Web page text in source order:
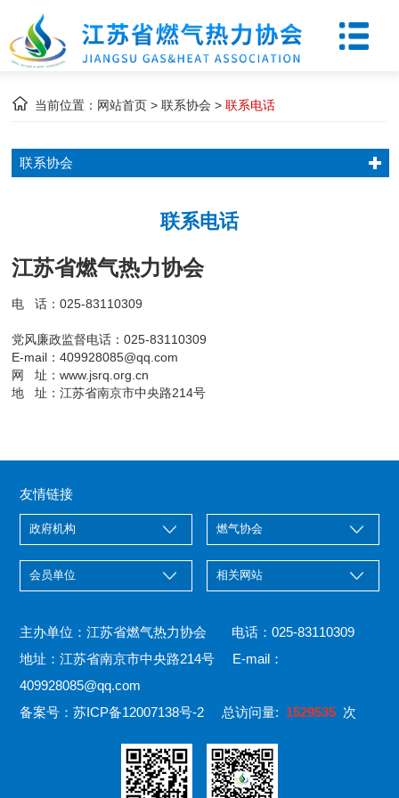
当前位置： 网站首页 > 联系协会 >联系电话
联系协会
联系电话
江苏省燃气热力协会
电 话：025-83110309
党风廉政监督电话：025-83110309
E-mail：409928085@qq.com
网
址：www.jsrq.org.cn
地 址：江苏省南京市中央路214号
友情链接
主办单位：江苏省燃气热力协会 电话：025-83110309
地址：江苏省南京市中央路214号 E-mail：
409928085@qq.com
备案号：苏ICP备12007138号-2 总访问量: 1529535 次